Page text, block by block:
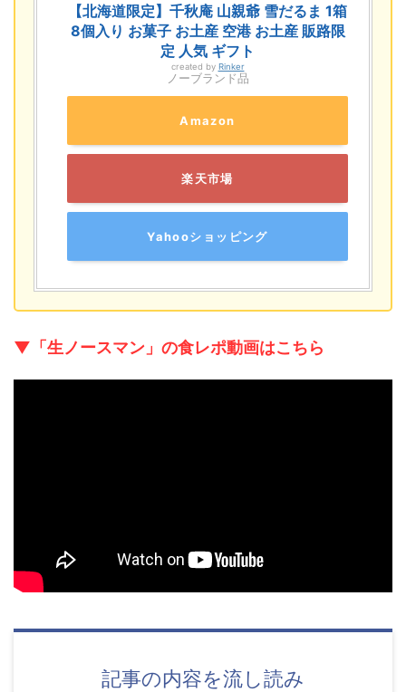
【北海道限定】千秋庵 山親爺 雪だるま 1箱
8個入り お菓子 お土産 空港 お土産 販路限
定 人気 ギフト
created by Rinker
ノーブランド品
Amazon
楽天市場
Yahooショッピング
▼「生ノースマン」の食レポ動画はこちら
記事の内容を流し読み